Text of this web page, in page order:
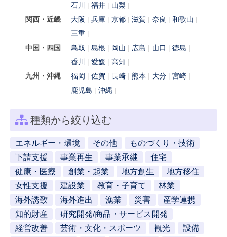
石川
福井
山梨
関西・近畿
大阪 兵庫 京都 滋賀 奈良
和歌山
三重
中国・四国
鳥取 島根 岡山 広島 山口
徳島
香川
愛媛
高知
九州・沖縄
福岡 佐賀 長崎 熊本 大分
宮崎
鹿児島
沖縄
種類から絞り込む
エネルギー・環境 その他
ものづくり・技術
下請支援
事業再生 事業承継
住宅
健康・医療
創業・起業 地方創生
地方移住
女性支援
建設業 教育・子育て
林業
海外誘致
海外進出 漁業 災害
産学連携
知的財産
研究開発/商品・サービス開発
経営改善
芸術・文化・スポーツ 観光
設備